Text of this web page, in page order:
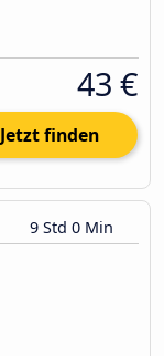
43 €
Jetzt finden
9 Std 0 Min